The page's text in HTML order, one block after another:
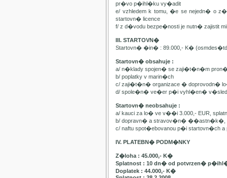
pr�vo p�ihl�ku vy�adit
e/ vzhledem k tomu, �e se nejedn� o
startovn� licence
f/ z d�vodu bezpe�nosti je nutn� zajistit
III. STARTOVN�
Startovn� �in� : 89.000,- K�
Startovn� obsahuje :
a/ n�klady spojen� se zaji�t�n�m
b/ poplatky v marin�ch
c/ zaji�t�n� organizace � doprovodn�
d/ spole�n� ve�er p�i vyhl�en�
Startovn� neobsahuje :
a/ kauci za lo� ve v��i 3.000,- EUR,
b/ dopravn� a stravov�n� ��astn�k�,
c/ naftu spot�ebovanou p�i startovn�ch
IV. PLATEBN� PODM�NKY
Z�loha : 45.000,- K�
Splatnost : 10 dn� od potvrzen�
Doplatek : 44.000,- K�